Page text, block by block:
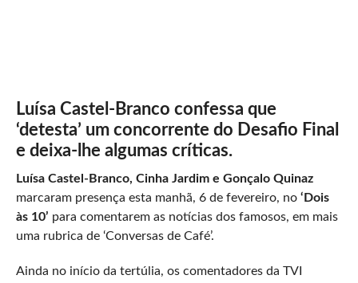
Luísa Castel-Branco confessa que
‘detesta’ um concorrente do Desafio Final
e deixa-lhe algumas críticas.
Luísa Castel-Branco, Cinha Jardim e Gonçalo Quinaz
marcaram presença esta manhã, 6 de fevereiro, no ‘Dois
às 10’ para comentarem as notícias dos famosos, em mais
uma rubrica de ‘Conversas de Café’.
Ainda no início da tertúlia, os comentadores da TVI